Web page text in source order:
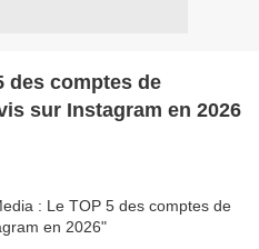
des comptes de
sur Instagram en 2026